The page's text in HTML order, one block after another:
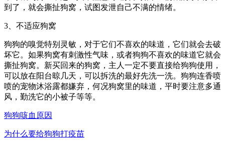
到了，就会撕扯狗窝，试图发泄自己不满的情绪。
3、不适应狗窝
狗狗的嗅觉特别灵敏，对于它们不喜欢的味道，它们就会去破
坏它。如果狗窝有刺激性气味，或者狗狗不喜欢的味道它就会
撕扯狗窝。新买回来的狗窝，主人一定不要直接给狗狗使用，
可以放在阳台晾几天，可以拆洗的最好先洗一洗。狗狗连香喷
喷的宠物沐浴露都嫌弃，何况狗窝里的味道，平时要注意多通
风，勤洗它的小被子等等。
狗狗咳血原因
为什么要给狗狗打疫苗